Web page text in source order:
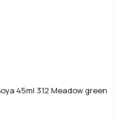
45ml 312 Meadow green